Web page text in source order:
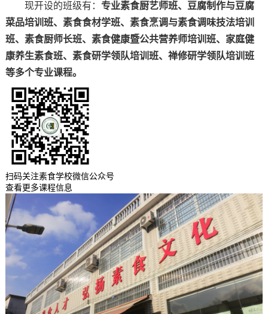
现开设的班级有： 专业素食厨艺师班、豆腐制作与豆腐
菜品培训班、素食食材学班、素食烹调与素食调味技法培训
班、素食厨师长班、素食健康暨公共营养师培训班、家庭健
康养生素食班、素食研学领队培训班、禅修研学领队培训班
等多个专业课程。
扫码关注素食学校微信公众号
查看更多课程信息